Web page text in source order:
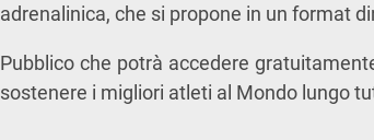
adrenalinica, che si propone in un format
Pubblico che potrà accedere
sostenere i migliori atleti al Mondo lungo